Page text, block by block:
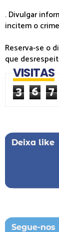
. Divulgar
incitem o
Reserva-se o
que
VISITAS
3 6 7